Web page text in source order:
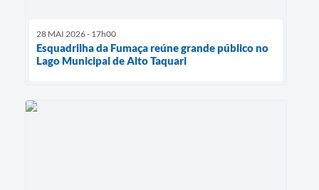
28 MAI 2026 - 17h00
Esquadrilha da Fumaça reúne grande público no
Lago Municipal de Alto Taquari